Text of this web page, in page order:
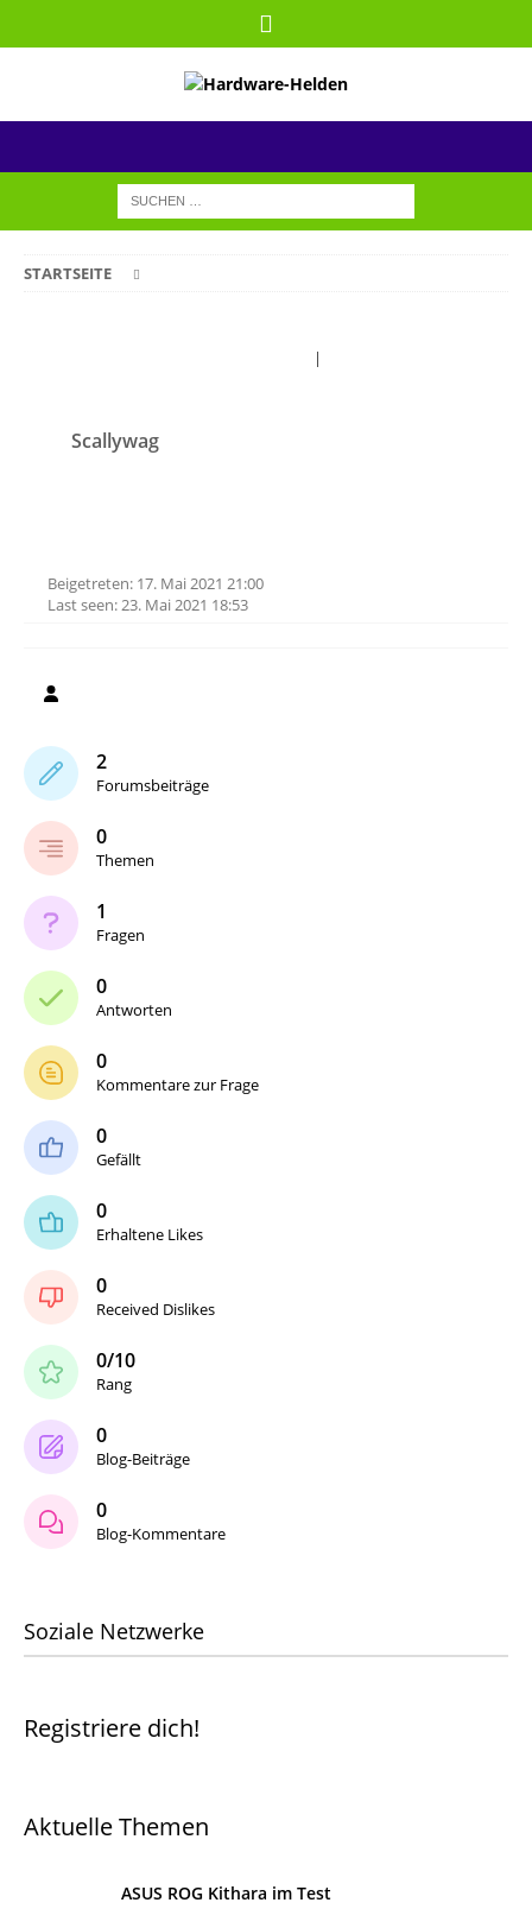
STARTSEITE
Scallywag
|
Beigetreten: 17. Mai 2021 21:00
Last seen: 23. Mai 2021 18:53
2
Forumsbeiträge
0
Themen
1
Fragen
0
Antworten
0
Kommentare zur Frage
0
Gefällt
0
Erhaltene Likes
0
Received Dislikes
0/10
Rang
0
Blog-Beiträge
0
Blog-Kommentare
Soziale Netzwerke
Registriere dich!
Aktuelle Themen
ASUS ROG Kithara im Test